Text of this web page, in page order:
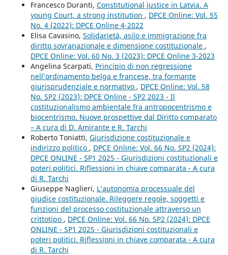
Francesco Duranti, Constitutional justice in Latvia. A
young Court, a strong institution , DPCE Online: Vol. 55
No. 4 (2022): DPCE Online 4-2022
Elisa Cavasino, Solidarietà, asilo e immigrazione fra
diritto sovranazionale e dimensione costituzionale ,
DPCE Online: Vol. 60 No. 3 (2023): DPCE Online 3-2023
Angelina Scarpati, Principio di non regressione
nell’ordinamento belga e francese, tra formante
giurisprudenziale e normativo , DPCE Online: Vol. 58
No. SP2 (2023): DPCE Online - SP2 2023 - Il
costituzionalismo ambientale fra antropocentrismo e
biocentrismo. Nuove prospettive dal Diritto comparato
– A cura di D. Amirante e R. Tarchi
Roberto Toniatti, Giurisdizione costituzionale e
indirizzo politico , DPCE Online: Vol. 66 No. SP2 (2024):
DPCE ONLINE - SP1 2025 - Giurisdizioni costituzionali e
poteri politici. Riflessioni in chiave comparata - A cura
di R. Tarchi
Giuseppe Naglieri, L’autonomia processuale del
giudice costituzionale. Rileggere regole, soggetti e
funzioni del processo costituzionale attraverso un
crittotipo , DPCE Online: Vol. 66 No. SP2 (2024): DPCE
ONLINE - SP1 2025 - Giurisdizioni costituzionali e
poteri politici. Riflessioni in chiave comparata - A cura
di R. Tarchi